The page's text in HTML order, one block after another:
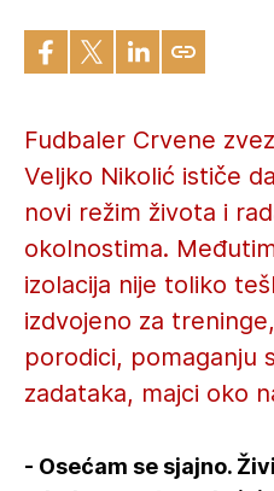
Fudbaler Crvene
Veljko Nikolić ističe
novi režim života i
okolnostima.
izolacija nije toliko
izdvojeno za
porodici, pomaganju
zadataka, majci oko
- Osećam se sjajno.